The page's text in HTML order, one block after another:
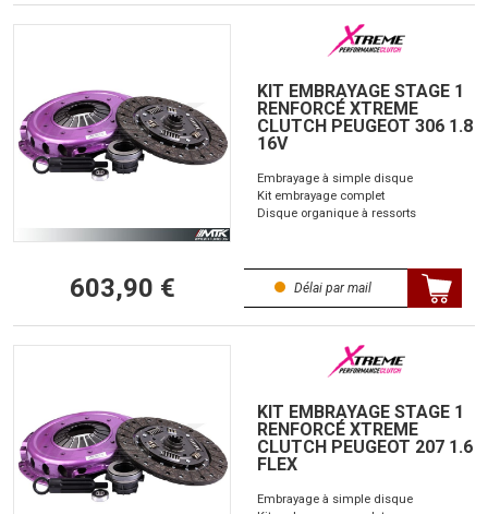
KIT EMBRAYAGE STAGE 1
RENFORCÉ XTREME
CLUTCH PEUGEOT 306 1.8
16V
Embrayage à simple disque
Kit embrayage complet
Disque organique à ressorts
603,90 € Délai par mail
KIT EMBRAYAGE STAGE 1
RENFORCÉ XTREME
CLUTCH PEUGEOT 207 1.6
FLEX
Embrayage à simple disque